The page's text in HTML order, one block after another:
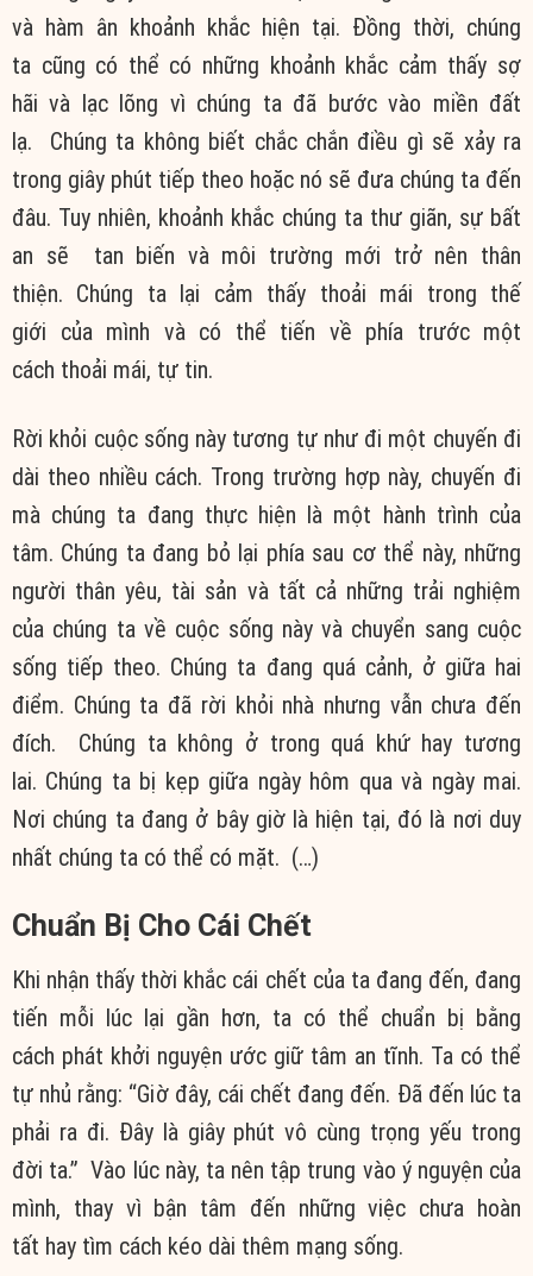
và hàm ân khoảnh khắc hiện tại. Đồng thời, chúng
ta cũng có thể có những khoảnh khắc cảm thấy sợ
hãi và lạc lõng vì chúng tađã bước vào miền đất
lạ. Chúng ta không biết chắc chắn điều gì sẽ xảy ra
trong giây phút tiếp theo hoặc nó sẽ đưa chúng ta đến
đâu. Tuy nhiên, khoảnh khắc chúng tathư giãn, sự bất
an sẽ tan biến và môi trường mới trở nên thân
thiện. Chúng talại cảm thấy thoải mái trong thế
giới của mình và có thể tiến về phía trước một
cách thoải mái, tự tin.
Rời khỏi cuộc sống này tương tựnhư đi một chuyến đi
dài theo nhiều cách. Trong trường hợp này, chuyến đi
mà chúng ta đang thực hiện là một hành trình của
tâm. Chúng tađang bỏ lại phía sau cơ thể này, những
người thân yêu, tài sản và tất cả những trải nghiệm
của chúng tavề cuộc sống này và chuyển sang cuộc
sống tiếp theo. Chúng ta đang quá cảnh, ở giữa hai
điểm. Chúng ta đã rời khỏi nhà nhưng vẫn chưa đến
đích. Chúng takhông ở trong quá khứhay tương
lai. Chúng tabị kẹp giữa ngày hôm qua và ngày mai.
Nơi chúng tađang ở bây giờ là hiện tại, đó là nơi duy
nhất chúng ta có thể có mặt. (…)
Chuẩn Bị Cho Cái Chết
Khi nhận thấy thời khắc cái chết của ta đang đến, đang
tiến mỗi lúc lại gần hơn, ta có thể chuẩn bị bằng
cách phát khởi nguyện ước giữ tâm an tĩnh. Ta có thể
tự nhủ rằng: “Giờ đây, cái chết đang đến. Đã đến lúc ta
phải ra đi. Đây là giây phútvô cùng trọng yếu trong
đời ta.” Vào lúc này, ta nên tập trung vào ý nguyện của
mình, thay vì bận tâm đến những việc chưa hoàn
tất hay tìm cách kéo dài thêm mạng sống.